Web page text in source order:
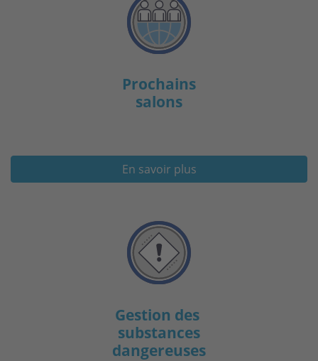
Prochains
salons
En savoir plus
Gestion des
substances
dangereuses